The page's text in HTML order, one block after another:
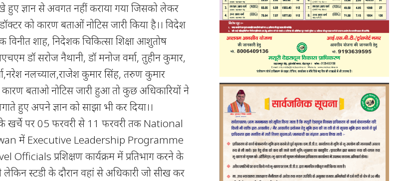
हुए ज्ञान से अवगत नहीं कराया गया जिसको लेकर
को कारण बताओं नोटिस जारी किया है।। विदेश
विनीत शाह, निदेशक चिकित्सा शिक्षा आशुतोष
डॉ सरोज नैथानी, डॉ मनोज वर्मा, तुहीन कुमार,
नलच्याल,राजेश कुमार सिंह, तरुण कुमार
कारण बताओ नोटिस जारी हुआ तो कुछ अधिकारियों ने
हुए अपने ज्ञान को साझा भी कर दिया।।
खर्चे पर 05 फरवरी से 11 फरवरी तक National
में Executive Leadership Programme
प्रशिक्षण कार्यक्रम में प्रतिभाग करने के
लेकिन स्टडी के दौरान वहां से अधिकारी जो सीख कर